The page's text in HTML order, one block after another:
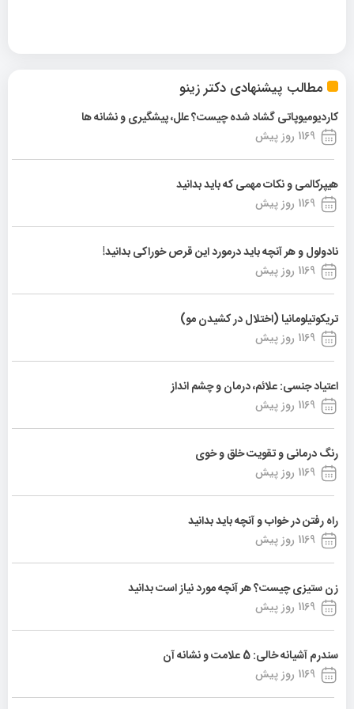
مطالب پیشنهادی دکتر زینو
کاردیومیوپاتی گشاد شده چیست؟ علل، پیشگیری و نشانه ها
1169 روز پیش
هیپرکالمی و نکات مهمی که باید بدانید
1169 روز پیش
نادولول و هر آنچه باید درمورد این قرص خوراکی بدانید!
1169 روز پیش
تریکوتیلومانیا (اختلال در کشیدن مو)
1169 روز پیش
اعتیاد جنسی: علائم، درمان و چشم انداز
1169 روز پیش
رنگ درمانی و تقویت خلق و خوی
1169 روز پیش
راه رفتن در خواب و آنچه باید بدانید
1169 روز پیش
زن ستیزی چیست؟ هر آنچه مورد نیاز است بدانید
1169 روز پیش
سندرم آشیانه خالی: 5 علامت و نشانه آن
1169 روز پیش